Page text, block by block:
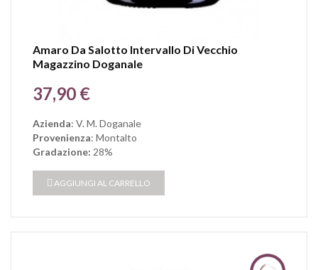
Amaro Da Salotto Intervallo Di Vecchio
Magazzino Doganale
Prezzo
37,90 €
Azienda: V. M. Doganale
Provenienza: Montalto
Gradazione: 28%
AGGIUNGI AL CARRELLO